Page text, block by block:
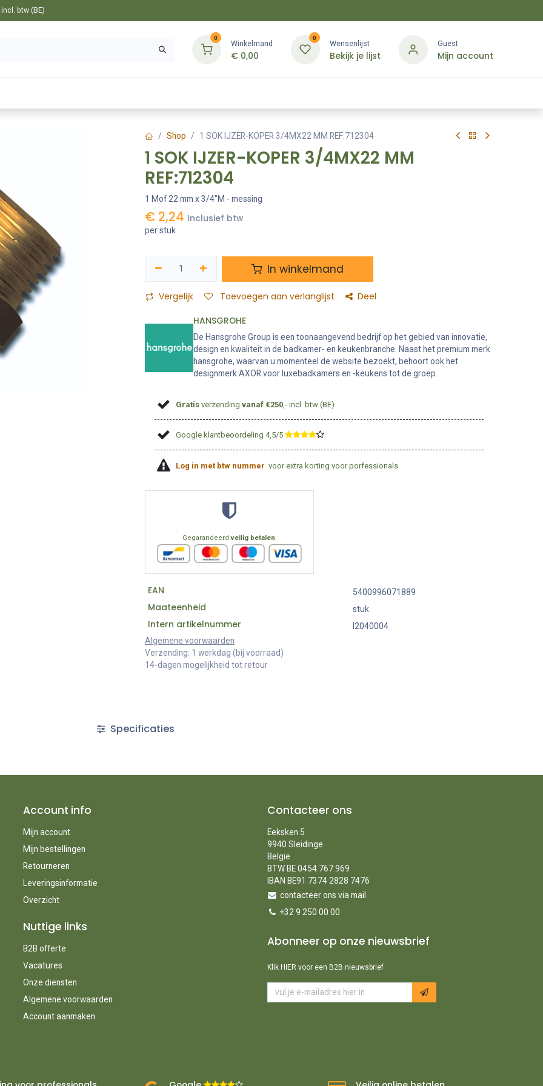
btw (BE)
0
Winkelmand
€ 0,00
0
Wensenlijst
Bekijk je lijst
Guest
Mijn account
Shop 1 SOK IJZER-KOPER 3/4MX22 MM REF:712304
1 SOK IJZER-KOPER 3/4MX22 MM
REF:712304
1 Mof 22 mm x 3/4"M - messing
€ 2,24 Inclusief btw
per stuk
In winkelmand
Vergelijk Toevoegen aan verlanglijst Deel
HANSGROHE
De Hansgrohe Group is een toonaangevend bedrijf op het gebied van innovatie,
design en kwaliteit in de badkamer- en keukenbranche. Naast het premium merk
hansgrohe, waarvan u momenteel de website bezoekt, behoort ook het
designmerk AXOR voor luxebadkamers en -keukens tot de groep.
Gratis verzendingvanaf €250 ,- incl. btw (BE)
Google klantbeoordeling 4,5/5 ​
Log in met btw nummer voor extra korting voor porfessionals
Gegarandeerdveilig betalen
EAN 5400996071889
Maateenheid stuk
Intern artikelnummer
I2040004
Algemene voorwaarden
Verzending: 1 werkdag (bij voorraad)
14-dagen mogelijkheid tot retour
Specificaties
Account info
Mijn account
Mijn bestellingen
Retourneren
Leveringsinformatie
Overzicht
Nuttige links
B2B offerte
Vacatures
Onze diensten
Algemene voorwaarden
Account aanmaken
Contacteer ons
Eeksken 5
9940 Sleidinge
België
BTW BE 0454.767.969
IBAN BE91 7374 2828 7476
contacteer ons via mail
+32 9 250 00 00
Abonneer op onze nieuwsbrief
Klik HIER voor een B2B nieuwsbrief